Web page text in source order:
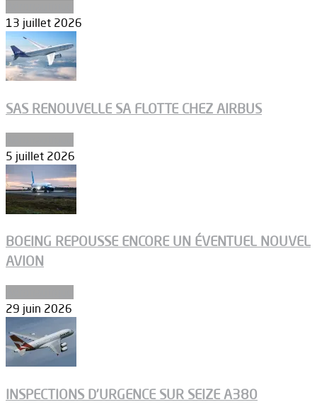
13 juillet 2026
SAS RENOUVELLE SA FLOTTE CHEZ AIRBUS
5 juillet 2026
BOEING REPOUSSE ENCORE UN ÉVENTUEL NOUVEL
AVION
29 juin 2026
INSPECTIONS D’URGENCE SUR SEIZE A380